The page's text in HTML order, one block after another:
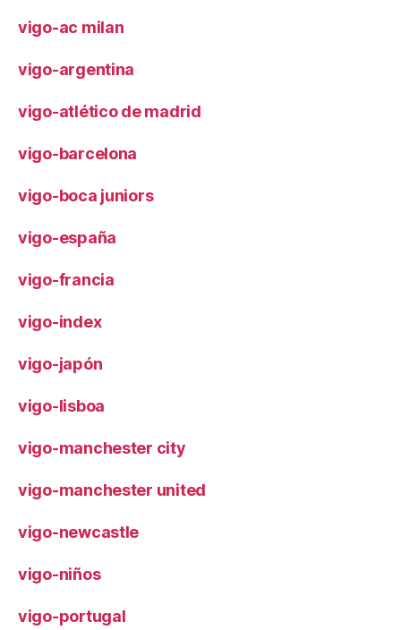
vigo-ac milan
vigo-argentina
vigo-atlético de madrid
vigo-barcelona
vigo-boca juniors
vigo-españa
vigo-francia
vigo-index
vigo-japón
vigo-lisboa
vigo-manchester city
vigo-manchester united
vigo-newcastle
vigo-niños
vigo-portugal